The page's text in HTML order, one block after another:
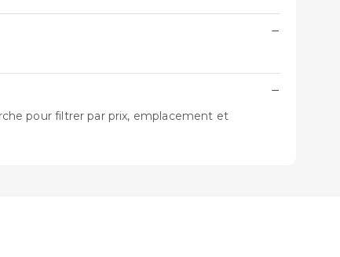
−
−
pour filtrer par prix, emplacement et